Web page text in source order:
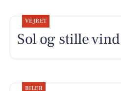
VEJRET
Sol og stille
BILER